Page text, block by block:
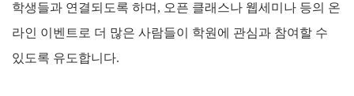
학생들과 연결되도록 하며, 오픈 클래스나 웹세미나 등의 온
라인 이벤트로 더 많은 사람들이 학원에 관심과 참여할 수
있도록 유도합니다.